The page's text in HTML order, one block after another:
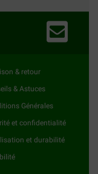
& retour
& Astuces
Générales
et confidentialité
et durabilité